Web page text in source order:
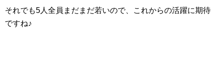
それでも5人全員まだまだ若いので、これからの活躍に期待
ですね♪